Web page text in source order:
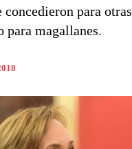
concedieron para otras
para magallanes.